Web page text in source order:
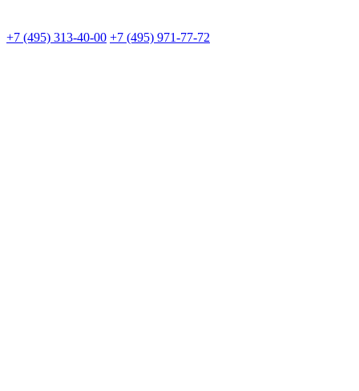
+7 (495) 313-40-00 +7 (495) 971-77-72